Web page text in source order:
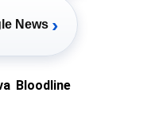
News ›
Bloodline